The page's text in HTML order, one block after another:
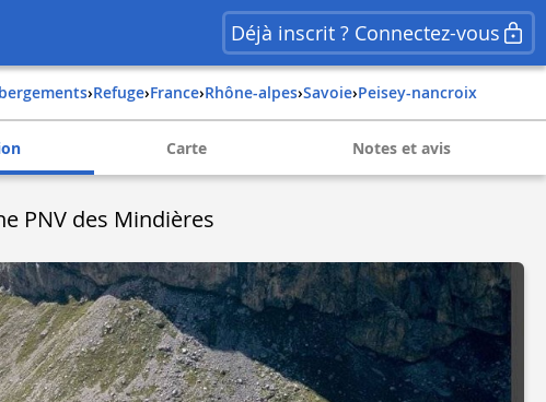
Déjà inscrit ? Connectez-vous
› Refuge› france› rhône-alpes› savoie› peisey-nancroix
Carte Notes et avis
PNV des Mindières